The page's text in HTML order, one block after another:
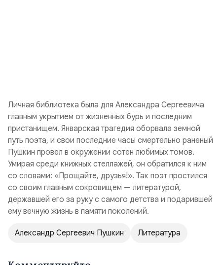
Личная библиотека была для Александра Сергеевича
главным укрытием от жизненных бурь и последним
пристанищем. Январская трагедия оборвала земной
путь поэта, и свои последние часы смертельно раненый
Пушкин провел в окружении сотен любимых томов.
Умирая среди книжных стеллажей, он обратился к ним
со словами: «Прощайте, друзья!». Так поэт простился
со своим главным сокровищем — литературой,
державшей его за руку с самого детства и подарившей
ему вечную жизнь в памяти поколений.
Александр Сергеевич Пушкин Литература